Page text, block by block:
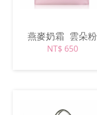
燕麥奶霜 雲朵粉
NT$ 650